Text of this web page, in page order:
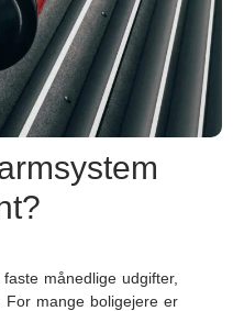
månedlige udgifter,
For mange boligejere er